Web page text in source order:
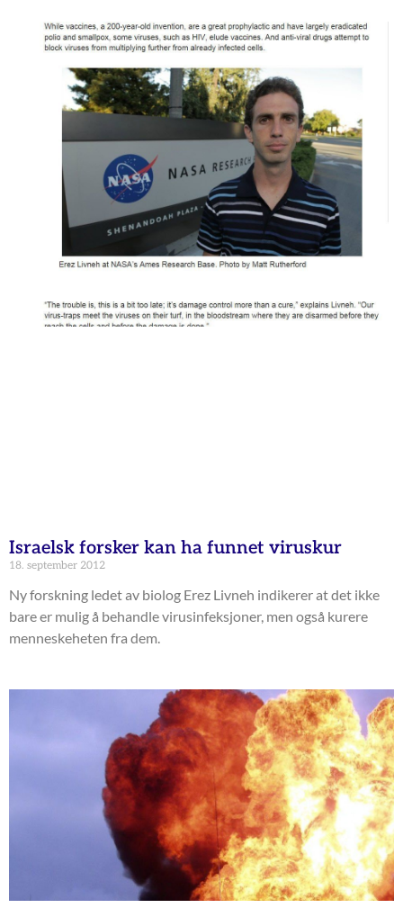
Israelsk forsker kan ha funnet viruskur
18. september 2012
Ny forskning ledet av biolog Erez Livneh indikerer at det ikke
bare er mulig å behandle virusinfeksjoner, men også kurere
menneskeheten fra dem.